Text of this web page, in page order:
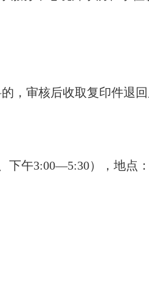
，审核后收取复印件退
下午3:00—5:30），地点